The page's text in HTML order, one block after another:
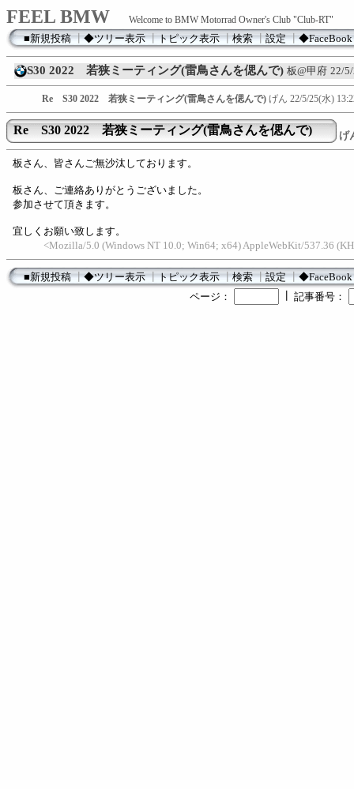
FEEL BMW Welcome to BMW Motorrad Owner's Club "Club-RT"
■新規投稿┃◆ツリー表示┃トピック表示┃検索┃設定┃◆FaceBook
S30 2022 若狭ミーティング(雷鳥さんを偲んで) 板@甲府 22/
Re S30 2022 若狭ミーティング(雷鳥さんを偲んで) げん 22/5/25(水)
Re S30 2022 若狭ミーティング(雷鳥さんを偲んで) げ
板さん、皆さんご無沙汰しております。
板さん、ご連絡ありがとうございました。
参加させて頂きます。
宜しくお願い致します。
<Mozilla/5.0 (Windows NT 10.0; Win64; x64) AppleWebKit/537.36
■新規投稿┃◆ツリー表示┃トピック表示┃検索┃設定┃◆FaceBook
ページ：
記事番号：